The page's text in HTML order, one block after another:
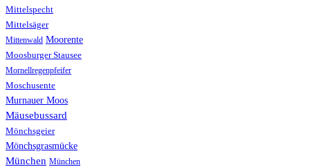
Mittelspecht
Mittelsäger
Mittenwald Moorente
Moosburger Stausee
Mornellregenpfeifer
Moschusente
Murnauer Moos
Mäusebussard
Mönchsgeier
Mönchsgrasmücke
München München